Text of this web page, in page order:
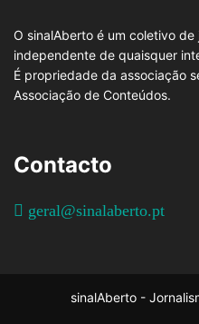
O sinalAberto é um coletivo
independente de quaisquer
É propriedade da associação
Associação de Conteúdos.
Contacto
geral@sinalaberto.pt
sinalAberto -